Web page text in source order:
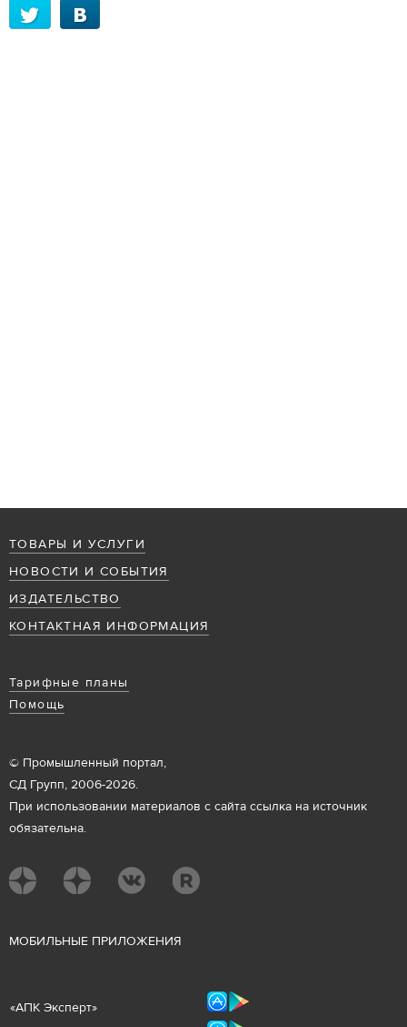
ТОВАРЫ И УСЛУГИ
НОВОСТИ И СОБЫТИЯ
ИЗДАТЕЛЬСТВО
КОНТАКТНАЯ ИНФОРМАЦИЯ
Тарифные планы
Помощь
© Промышленный портал,
СД Групп, 2006-2026.
При использовании материалов с сайта ссылка на источник
обязательна.
МОБИЛЬНЫЕ ПРИЛОЖЕНИЯ
«АПК Эксперт»